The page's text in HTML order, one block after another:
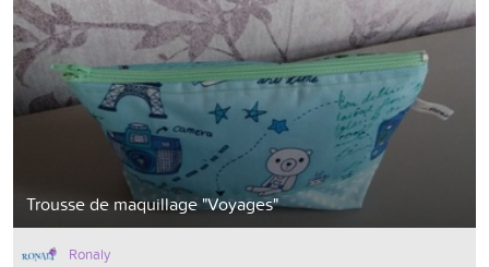
Trousse de maquillage "Voyages"
Ronaly